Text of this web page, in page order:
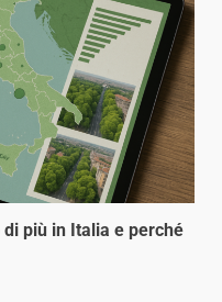
più in Italia e perché